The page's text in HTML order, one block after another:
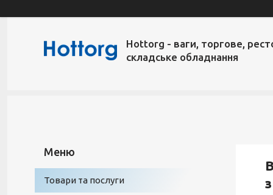
Hottorg - ваги, торгове,
складське обладнання
Товари та послуги